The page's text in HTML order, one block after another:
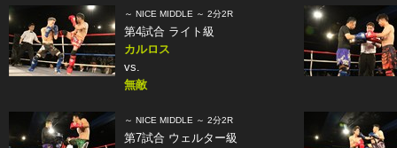
～ NICE MIDDLE ～ 2分2R
第4試合 ライト級
カルロス
vs.
無敵
～ NICE MIDDLE ～ 2分2R
第7試合 ウェルター級